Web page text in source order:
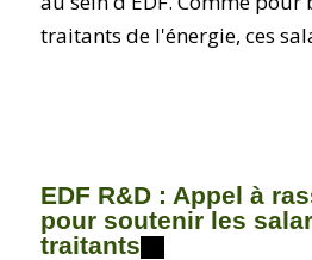
traitants de l'énergie, ces
EDF R&D : Appel à
pour soutenir les
traitants